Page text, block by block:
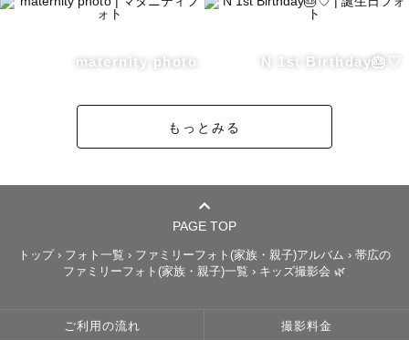
撮影可能な場合がございます。
お会いできる日を楽しみにしています🕊️
maternity photo N 1st Birthday🎂♡
もっとみる
PAGE TOP
トップ › フォト一覧 › ファミリーフォト(家族・親子)アルバム › 帯広の
ファミリーフォト(家族・親子)一覧 › キッズ撮影会 🌿
ご利用の流れ 撮影料金